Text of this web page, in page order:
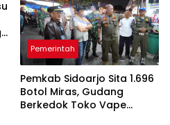
Pemerintah
Pemkab Sidoarjo Sita 1.696
Botol Miras, Gudang
Berkedok Toko Vape